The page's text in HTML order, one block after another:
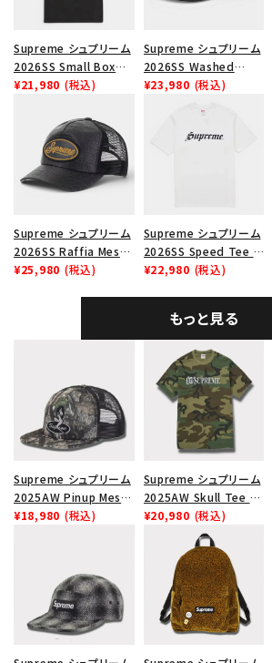
Supreme シュプリーム
2026SS Small Box
Tee スモールボックスT
¥21,980 (税込)
Supreme シュプリーム
2026SS Washed
Chino Twill Camp
ツイル キャンプキャップ
¥23,980 (税込)
Supreme シュプリーム
2026SS Raffia Mesh
Back 5-Panel ラフィア
¥25,980 (税込)
Supreme シュプリーム
2026SS Speed Tee ス
ピードTシャツ ホワイト
¥22,980 (税込)
もっと見る
Supreme シュプリーム
2025AW Pinup Mesh
Back 5-Panel Capピ
ールカモ
¥18,980 (税込)
Supreme シュプリーム
2025AW Skull Tee ス
カル Tシャツ ウッドラ
¥20,980 (税込)